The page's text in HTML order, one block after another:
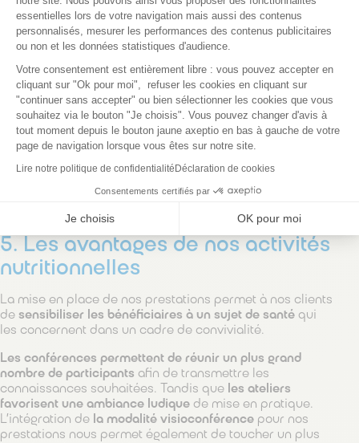
4. Les objectifs pédagogiques
Nos animations ont pour objectifs de :
Sensibiliser le participant à l’importance d’une
alimentation saine, variée et équilibrée ;
Promouvoir la prévention de la dénutrition ;
Motiver le participant à être un acteur principal de sa
santé ;
Améliorer les habitudes d’hygiène de vie, de santé et
5. Les avantages de nos activités
nutritionnelles
La mise en place de nos prestations permet à nos clients
de sensibiliser les bénéficiaires à un sujet de santé qui
les concernent dans un cadre de convivialité.
Les conférences permettent de réunir un plus grand
nombre de participants afin de transmettre les
connaissances souhaitées. Tandis que les ateliers
favorisent une ambiance ludique de mise en pratique.
L’intégration de la modalité visioconférence pour nos
prestations nous permet également de toucher un plus
essentielles lors de votre navigation mais aussi des contenus
personnalisés, mesurer les performances des contenus publicitaires
ou non et les données statistiques d'audience.
Votre consentement est entièrement libre : vous pouvez accepter en
cliquant sur "Ok pour moi", refuser les cookies en cliquant sur
"continuer sans accepter" ou bien sélectionner les cookies que vous
souhaitez via le bouton "Je choisis". Vous pouvez changer d'avis à
tout moment depuis le bouton jaune axeptio en bas à gauche de votre
page de navigation lorsque vous êtes sur notre site.
Lire notre politique de confidentialitéDéclaration de cookies
Consentements certifiés par
Je choisis OK pour moi
Axeptio consent